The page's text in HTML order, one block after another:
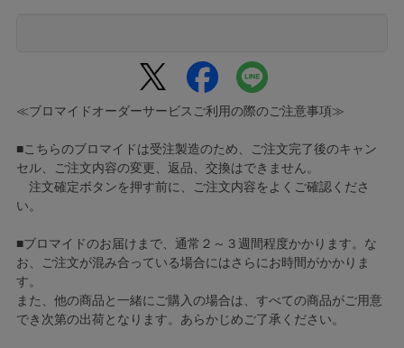
≪ブロマイドオーダーサービスご利用の際のご注意事項≫
■こちらのブロマイドは受注製造のため、ご注文完了後のキャン
セル、ご注文内容の変更、返品、交換はできません。
注文確定ボタンを押す前に、ご注文内容をよくご確認くださ
い。
■ブロマイドのお届けまで、通常２～３週間程度かかります。な
お、ご注文が混み合っている場合にはさらにお時間がかかりま
す。
また、他の商品と一緒にご購入の場合は、すべての商品がご用意
でき次第の出荷となります。あらかじめご了承ください。